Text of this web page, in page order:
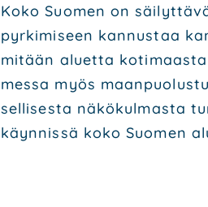
Koko Suo­men on
pyr­ki­mi­seen kan­nus­taa
mitään aluet­ta
mes­sa myös
sel­li­ses­ta näkö­kul­mas­ta
käyn­nis­sä koko Suo­men